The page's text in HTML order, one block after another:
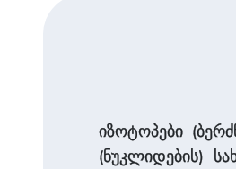
იზოტოპები
(ნუკლიდების)